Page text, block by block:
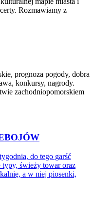
Rozmawiamy z
prognoza pogody, dobra
konkursy, nagrody.
zachodniopomorskiem
do tego garść
świeży towar oraz
a w niej piosenki,